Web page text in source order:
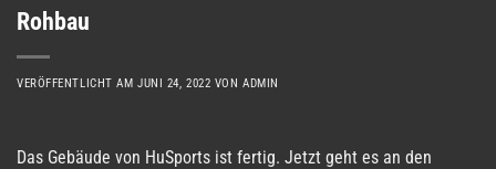
Rohbau
VERÖFFENTLICHT AMJUNI 24, 2022 VONADMIN
Das Gebäude von HuSports ist fertig. Jetzt geht es an den